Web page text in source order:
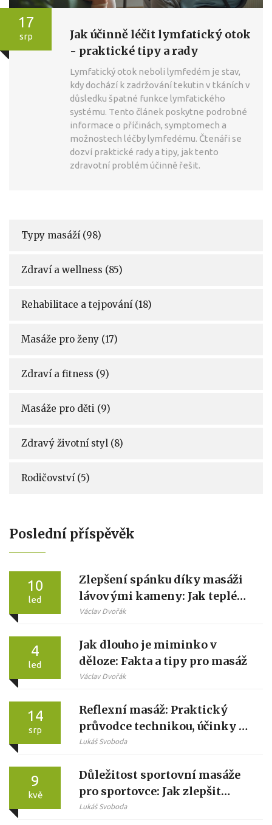
17
srp
Jak účinně léčit lymfatický otok
- praktické tipy a rady
Lymfatický otok neboli lymfedém je stav,
kdy dochází k zadržování tekutin v tkáních v
důsledku špatné funkce lymfatického
systému. Tento článek poskytne podrobné
informace o příčinách, symptomech a
možnostech léčby lymfedému. Čtenáři se
dozví praktické rady a tipy, jak tento
zdravotní problém účinně řešit.
Typy masáží (98)
Zdraví a wellness (85)
Rehabilitace a tejpování (18)
Masáže pro ženy (17)
Zdraví a fitness (9)
Masáže pro děti (9)
Zdravý životní styl (8)
Rodičovství (5)
Poslední příspěvěk
10
led
Zlepšení spánku díky masáži
lávovými kameny: Jak teplé
kameny pomáhají usnout
Václav Dvořák
4
led
Jak dlouho je miminko v
děloze: Fakta a tipy pro masáž
Václav Dvořák
14
srp
Reflexní masáž: Praktický
průvodce technikou, účinky a
tipy
Lukáš Svoboda
9
kvě
Důležitost sportovní masáže
pro sportovce: Jak zlepšit
výkon a regeneraci
Lukáš Svoboda